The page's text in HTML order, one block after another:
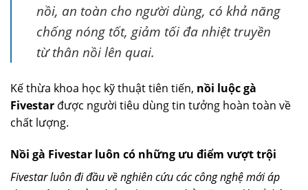
nồi, an toàn cho người dùng, có khả năng
chống nóng tốt, giảm tối đa nhiệt truyền
từ thân nồi lên quai.
Kế thừa khoa học kỹ thuật tiên tiến, nồi luộc gà
Fivestar được người tiêu dùng tin tưởng hoàn toàn về
chất lượng.
Nồi gà Fivestar luôn có những ưu điểm vượt trội
Fivestar luôn đi đầu về nghiên cứu các công nghệ mới áp